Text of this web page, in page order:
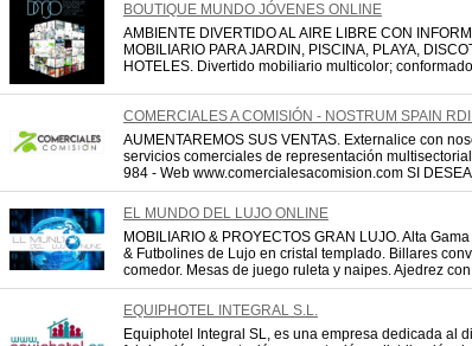
BOUTIQUE MUNDO JÓVENES ONLINE
AMBIENTE DIVERTIDO AL AIRE LIBRE CON
MOBILIARIO PARA JARDIN, PISCINA, PLAYA,
HOTELES. Divertido mobiliario multicolor;
COMERCIALES A COMISIÓN - NOSTRUM SPAIN
AUMENTAREMOS SUS VENTAS. Externalice con
servicios comerciales de representación
984 - Web www.comercialesacomision.com SI
EL MUNDO DEL LUJO ONLINE
MOBILIARIO & PROYECTOS GRAN LUJO. Alta
& Futbolines de Lujo en cristal templado. Billares
comedor. Mesas de juego ruleta y naipes. Ajedrez con
EQUIPHOTEL INTEGRAL S.L.
Equiphotel Integral SL, es una empresa dedicada al